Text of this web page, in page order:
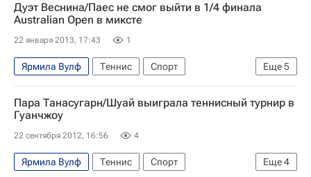
Australian Open
Ярослава Шведова
Мэттью Эбден
Дуэт Веснина/Паес не смог выйти в 1/4 финала
Australian Open в миксте
22 января 2013, 17:43 1
Еще5
Ярмила Вулф Теннис
Спорт
Открытый чемпионат Австралии-2013 завершился победами Новака Джоковича и Виктории Азаренко
Australian Open
Елена Веснина
Леандер Паес
Мэттью Эбден
Пара Танасугарн/Шуай выиграла теннисный турнир в
Гуанчжоу
22 сентября 2012, 16:56 4
Еще4
Ярмила Вулф Теннис
Спорт